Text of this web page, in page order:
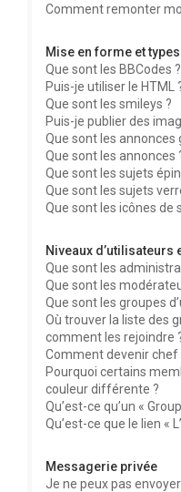
Comment remonter
Mise en forme et
Que sont les BBCodes ?
Puis-je utiliser le HTML
Que sont les smileys ?
Puis-je publier des
Que sont les annonces
Que sont les annonces
Que sont les sujets
Que sont les sujets
Que sont les icônes de
Niveaux d’utilisateurs
Que sont les
Que sont les
Que sont les groupes
Où trouver la liste des
comment les rejoindre
Comment devenir chef
Pourquoi certains
couleur différente ?
Qu’est-ce qu’un «
Qu’est-ce que le lien «
Messagerie privée
Je ne peux pas